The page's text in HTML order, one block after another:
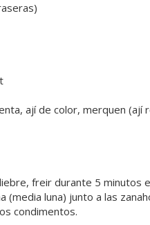
ají de color, merquen (ají
freir durante 5 minutos
(media luna) junto a las
condimentos.